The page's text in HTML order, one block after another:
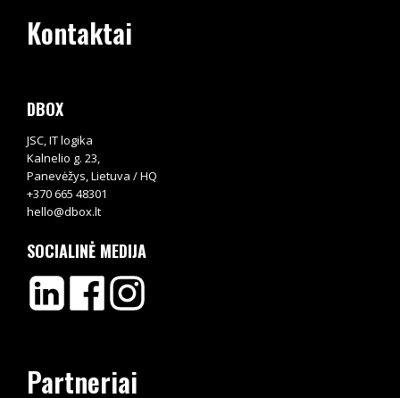
Kontaktai
DBOX
JSC, IT logika
Kalnelio g. 23,
Panevėžys, Lietuva / HQ
+370 665 48301
hello@dbox.lt
SOCIALINĖ MEDIJA
Partneriai